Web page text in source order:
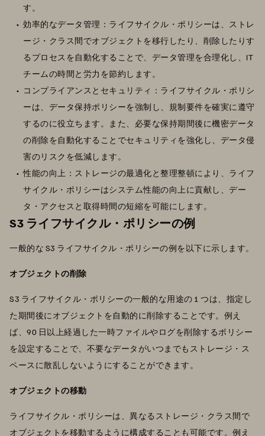
す。
効率的なデータ管理：ライフサイクル・ポリシーは、ストレ
ージ・クラス間でオブジェクトを移行したり、削除したりす
るプロセスを自動化することで、データ管理を合理化し、IT
チームの時間と労力を節約します。
コンプライアンスとセキュリティ：ライフサイクル・ポリシ
ーは、データ保持ポリシーを強制し、規制要件を確実に遵守
するのに役立ちます。また、必要な保持期間後に機密データ
の削除を自動化することでセキュリティを強化し、データ侵
害のリスクを低減します。
性能の向上：ストレージの最適化と整理整頓により、ライフ
サイクル・ポリシーはシステム性能の向上に貢献し、デー
タ・アクセスと取得時間の短縮を可能にします。
S3 ライフサイクル・ポリシーの例
一般的な S3 ライフサイクル・ポリシーの例を以下に示します。
オブジェクトの削除
S3 ライフサイクル・ポリシーの一般的な用途の 1 つは、指定し
た期間後にオブジェクトを自動的に削除することです。例え
ば、90 日以上経過した一時ファイルやログを削除するポリシー
を設定することで、不要なデータがいつまでもストレージ・ス
ペースに散乱しないようにすることができます。
オブジェクトの移動
ライフサイクル・ポリシーは、異なるストレージ・クラス間で
オブジェクトを移動するように構成することも可能です。例え